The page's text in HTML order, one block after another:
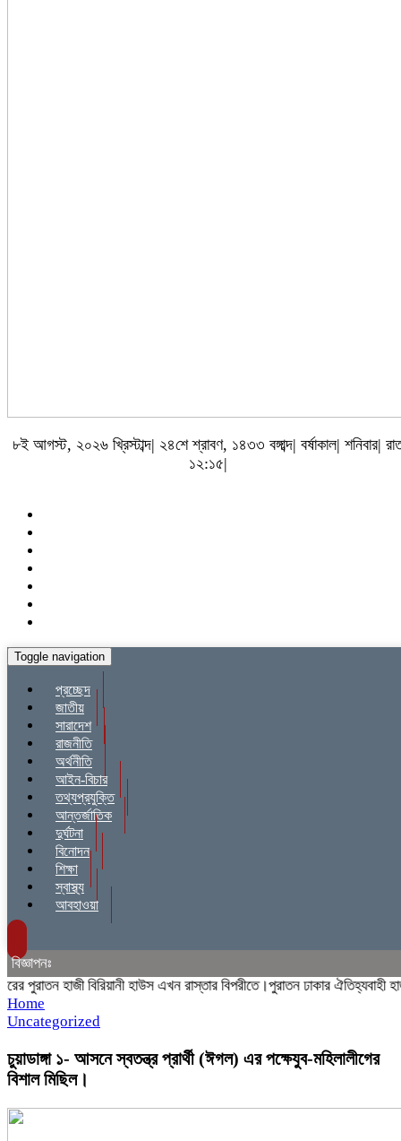
৮ই আগস্ট, ২০২৬ খ্রিস্টাব্দ| ২৪শে শ্রাবণ, ১৪৩৩ বঙ্গাব্দ| বর্ষাকাল| শনিবার|
১২:১৫|
Toggle navigation
প্রচ্ছেদ
জাতীয়
সারাদেশ
রাজনীতি
অর্থনীতি
আইন-বিচার
তথ্যপ্রযুক্তি
আন্তর্জাতিক
দুর্ঘটনা
বিনোদন
শিক্ষা
স্বাস্থ্য
আবহাওয়া
বিজ্ঞাপনঃ
হাজী বিরিয়ানী হাউস এখন রাস্তার বিপরীতে।পুরাতন ঢাকার ঐতিহ্যবাহী
Home
Uncategorized
চুয়াডাঙ্গা ১- আসনে স্বতন্ত্র প্রার্থী (ঈগল) এর পক্ষেযুব-মহিলালীগের
বিশাল মিছিল।